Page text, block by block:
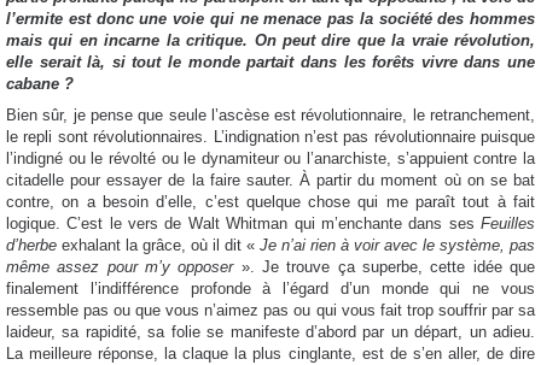
l’ermite est donc une voie qui ne menace pas la société des hommes
mais qui en incarne la critique. On peut dire que la vraie révolution,
elle serait là, si tout le monde partait dans les forêts vivre dans une
cabane ?
Bien sûr, je pense que seule l’ascèse est révolutionnaire, le retranchement,
le repli sont révolutionnaires. L’indignation n’est pas révolutionnaire puisque
l’indigné ou le révolté ou le dynamiteur ou l’anarchiste, s’appuient contre la
citadelle pour essayer de la faire sauter. À partir du moment où on se bat
contre, on a besoin d’elle, c’est quelque chose qui me paraît tout à fait
logique. C’est le vers de Walt Whitman qui m’enchante dans ses Feuilles
d’herbe exhalant la grâce, où il dit « Je n’ai rien à voir avec le système, pas
même assez pour m’y opposer». Je trouve ça superbe, cette idée que
finalement l’indifférence profonde à l’égard d’un monde qui ne vous
ressemble pas ou que vous n’aimez pas ou qui vous fait trop souffrir par sa
laideur, sa rapidité, sa folie se manifeste d’abord par un départ, un adieu.
La meilleure réponse, la claque la plus cinglante, est de s’en aller, de dire